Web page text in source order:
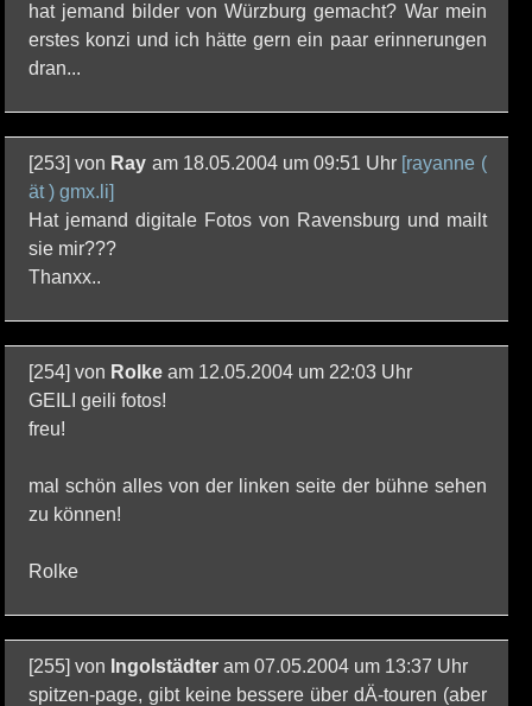
hat jemand bilder von Würzburg gemacht? War mein
erstes konzi und ich hätte gern ein paar erinnerungen
dran...
[253] von Ray am 18.05.2004 um 09:51 Uhr [rayanne (
ät ) gmx.li]
Hat jemand digitale Fotos von Ravensburg und mailt
sie mir???
Thanxx..
[254] von Rolke am 12.05.2004 um 22:03 Uhr
GEILI geili fotos!
freu!
mal schön alles von der linken seite der bühne sehen
zu können!
Rolke
[255] von Ingolstädter am 07.05.2004 um 13:37 Uhr
spitzen-page, gibt keine bessere über dÄ-touren (aber